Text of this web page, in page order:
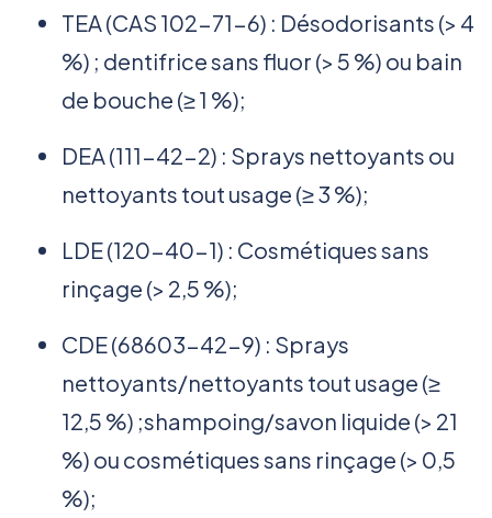
TEA (CAS 102-71-6) : Désodorisants (> 4
%) ; dentifrice sans fluor (> 5 %) ou bain
de bouche (≥ 1 %);
DEA (111-42-2) : Sprays nettoyants ou
nettoyants tout usage (≥ 3 %);
LDE (120-40-1) : Cosmétiques sans
rinçage (> 2,5 %);
CDE (68603-42-9) : Sprays
nettoyants/nettoyants tout usage (≥
12,5 %) ;shampoing/savon liquide (> 21
%) ou cosmétiques sans rinçage (> 0,5
%);